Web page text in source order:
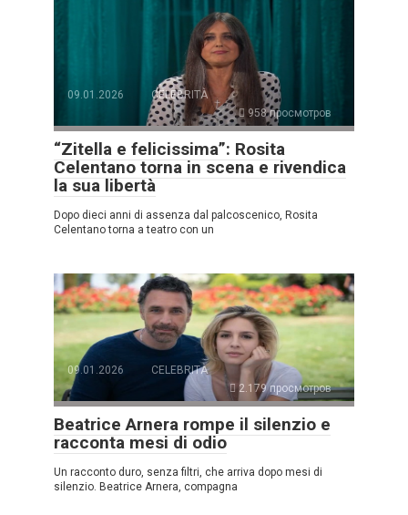
09.01.2026
CELEBRITÀ
958 просмотров
“Zitella e felicissima”: Rosita
Celentano torna in scena e rivendica
la sua libertà
Dopo dieci anni di assenza dal palcoscenico, Rosita
Celentano torna a teatro con un
09.01.2026
CELEBRITÀ
2.179 просмотров
Beatrice Arnera rompe il silenzio e
racconta mesi di odio
Un racconto duro, senza filtri, che arriva dopo mesi di
silenzio. Beatrice Arnera, compagna